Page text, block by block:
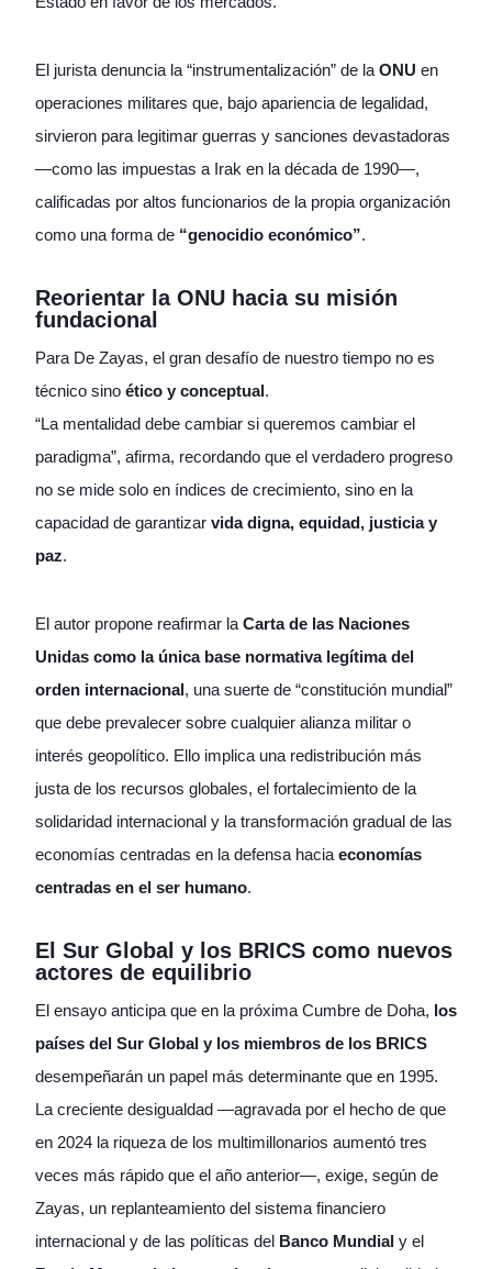
El jurista denuncia la “instrumentalización” de la ONU en
operaciones militares que, bajo apariencia de legalidad,
sirvieron para legitimar guerras y sanciones devastadoras
—como las impuestas a Irak en la década de 1990—,
calificadas por altos funcionarios de la propia organización
como una forma de “genocidio económico”.
Reorientar la ONU hacia su misión
fundacional
Para De Zayas, el gran desafío de nuestro tiempo no es
técnico sino ético y conceptual.
“La mentalidad debe cambiar si queremos cambiar el
paradigma”, afirma, recordando que el verdadero progreso
no se mide solo en índices de crecimiento, sino en la
capacidad de garantizar vida digna, equidad, justicia y
paz.
El autor propone reafirmar la Carta de las Naciones
Unidas como la única base normativa legítima del
orden internacional, una suerte de “constitución mundial”
que debe prevalecer sobre cualquier alianza militar o
interés geopolítico. Ello implica una redistribución más
justa de los recursos globales, el fortalecimiento de la
solidaridad internacional y la transformación gradual de las
economías centradas en la defensa hacia economías
centradas en el ser humano.
El Sur Global y los BRICS como nuevos
actores de equilibrio
El ensayo anticipa que en la próxima Cumbre de Doha, los
países del Sur Global y los miembros de los BRICS
desempeñarán un papel más determinante que en 1995.
La creciente desigualdad —agravada por el hecho de que
en 2024 la riqueza de los multimillonarios aumentó tres
veces más rápido que el año anterior—, exige, según de
Zayas, un replanteamiento del sistema financiero
internacional y de las políticas del Banco Mundial y el